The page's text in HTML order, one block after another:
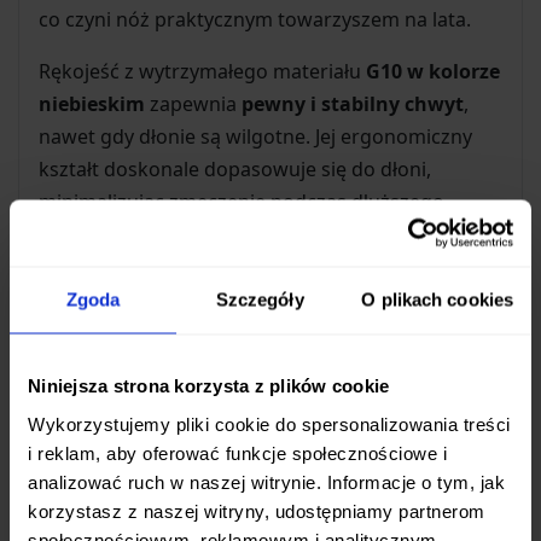
Zgoda Szczegóły O plikach cookies
Niniejsza strona korzysta z plików cookie
Wykorzystujemy pliki cookie do spersonalizowania treści
i reklam, aby oferować funkcje społecznościowe i
analizować ruch w naszej witrynie. Informacje o tym, jak
korzystasz z naszej witryny, udostępniamy partnerom
co czyni nóż praktycznym towarzyszem na lata.
Rękojeść z wytrzymałego materiału G10 w kolorze
niebieskim zapewnia pewny i stabilny chwyt,
nawet gdy dłonie są wilgotne. Jej ergonomiczny
kształt doskonale dopasowuje się do dłoni,
minimalizując zmęczenie podczas dłuższego
Funkcjonalność i Bezpieczeństwo
Nóż Womsi Wolf wyposażony jest w solidną
blokadę typu
liner lock
, która skutecznie
złożeniem podczas pracy, zapewniającwysoki
poziom bezpieczeństwa. Dzięki zastosowaniu
łożysk kulkowych, rozkładanie ostrza odbywa się